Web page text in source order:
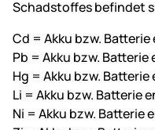
Schadstoffes befindet
Cd = Akku bzw.
Pb = Akku bzw. Batterie
Hg = Akku bzw.
Li = Akku bzw. Batterie
Ni = Akku bzw. Batterie